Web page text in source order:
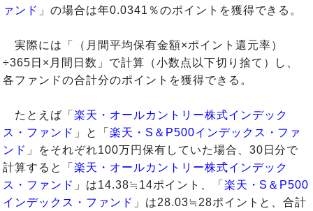
ァンド 」の場合は年0.0341％のポイントを獲得できる。
実際には「（月間平均保有金額×ポイント還元率）
÷365日×月間日数」で計算（小数点以下切り捨て）し、
各ファンドの合計分のポイントを獲得できる。
たとえば「楽天・オールカントリー株式インデック
ス・ファンド 」と「楽天・S＆P500インデックス・ファ
ンド 」をそれぞれ100万円保有していた場合、30日分で
計算すると「楽天・オールカントリー株式インデック
ス・ファンド 」は14.38≒14ポイント、「 楽天・S＆P500
インデックス・ファンド 」は28.03≒28ポイントと、合計